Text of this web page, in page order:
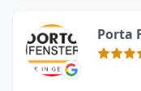
Porta